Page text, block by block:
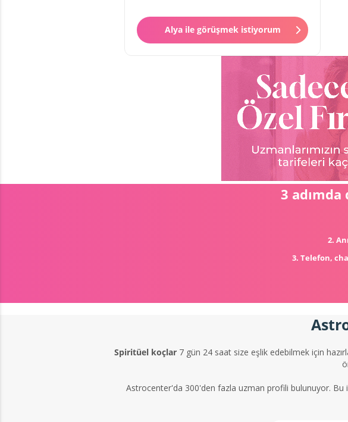
1.85€ /dk
3 adımda
2.
3. Telefon,
Spiritüel koçlar 7 gün 24 saat size eşlik edebilmek için
Astrocenter'da 300'den fazla uzman profili bulunuyor. Bu